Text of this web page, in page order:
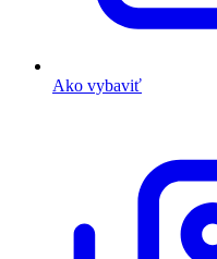
Ako vybaviť